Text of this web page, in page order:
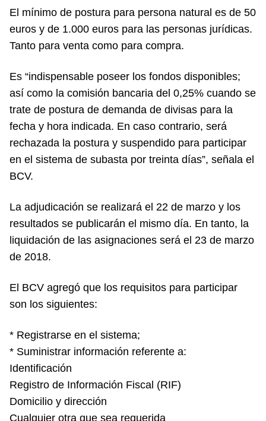
El mínimo de postura para persona natural es de 50
euros y de 1.000 euros para las personas jurídicas.
Tanto para venta como para compra.
Es “indispensable poseer los fondos disponibles;
así como la comisión bancaria del 0,25% cuando se
trate de postura de demanda de divisas para la
fecha y hora indicada. En caso contrario, será
rechazada la postura y suspendido para participar
en el sistema de subasta por treinta días”, señala el
BCV.
La adjudicación se realizará el 22 de marzo y los
resultados se publicarán el mismo día. En tanto, la
liquidación de las asignaciones será el 23 de marzo
de 2018.
El BCV agregó que los requisitos para participar
son los siguientes:
* Registrarse en el sistema;
* Suministrar información referente a:
Identificación
Registro de Información Fiscal (RIF)
Domicilio y dirección
Cualquier otra que sea requerida